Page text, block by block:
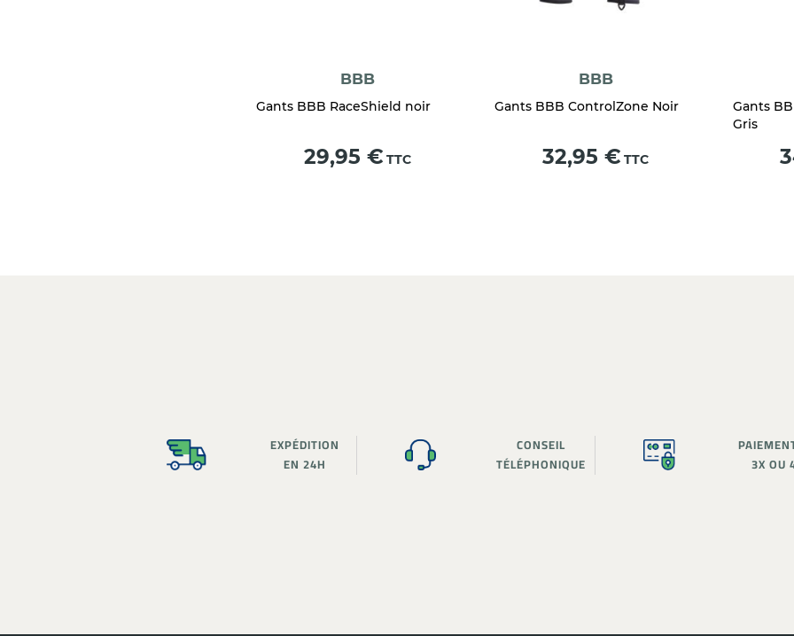
BBB
Gants BBB RaceShield noir
Prix
29,95 € TTC
BBB
Gants BBB ControlZone Noir
Prix
32,95 € TTC
Gants
Gris
EXPÉDITION
EN 24H
CONSEIL
TÉLÉPHONIQUE
3X OU